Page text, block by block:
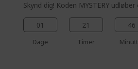
Skynd dig! Koden MYSTERY udløber
01
Dage
21
Timer
46